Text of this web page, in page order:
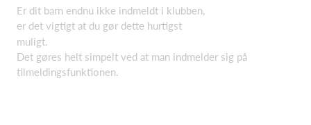
Er dit barn endnu ikke indmeldt i klubben,
er det vigtigt at du gør dette hurtigst
muligt.
Det gøres helt simpelt ved at man indmelder sig på
tilmeldingsfunktionen.